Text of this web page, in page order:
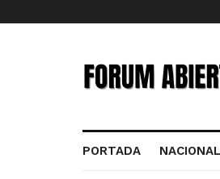
PORTADA